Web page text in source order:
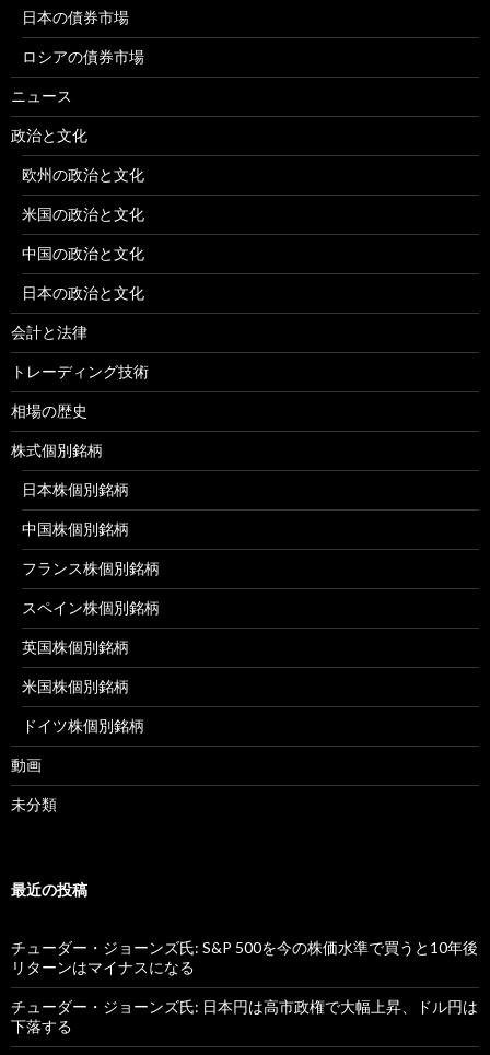
日本の債券市場
ロシアの債券市場
ニュース
政治と文化
欧州の政治と文化
米国の政治と文化
中国の政治と文化
日本の政治と文化
会計と法律
トレーディング技術
相場の歴史
株式個別銘柄
日本株個別銘柄
中国株個別銘柄
フランス株個別銘柄
スペイン株個別銘柄
英国株個別銘柄
米国株個別銘柄
ドイツ株個別銘柄
動画
未分類
最近の投稿
チューダー・ジョーンズ氏: S&P 500を今の株価水準で買うと10年後
リターンはマイナスになる
チューダー・ジョーンズ氏: 日本円は高市政権で大幅上昇、ドル円は
下落する